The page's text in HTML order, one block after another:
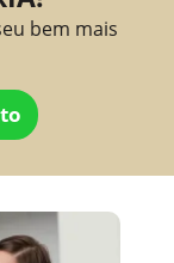
bem mais